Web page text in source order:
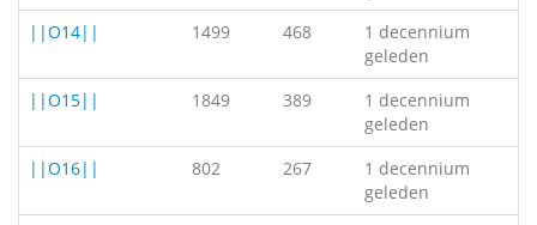
||O14||
1499 468
1 decennium
geleden
||O15||
1849 389
1 decennium
geleden
||O16||
802 267
1 decennium
geleden